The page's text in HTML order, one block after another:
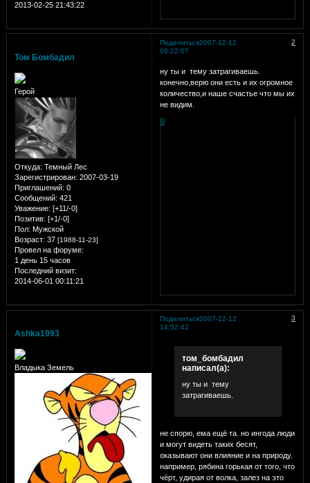
2013-02-25 21:43:22
Поделиться 2
2007-12-12
08:22:07
Том Бомбадил
Герой
Откуда: Темный Лес
Зарегистрирован: 2007-03-19
Приглашений: 0
Сообщений: 421
Уважение: [+11/-0]
Позитив: [+1/-0]
Пол: Мужской
Возраст: 37 [1988-11-23]
Провел на форуме:
1 день 15 часов
Последний визит:
2014-06-01 00:11:21
ну ты и тему затрагиваешь.
конечно,верю они есть и их огромное
количество,и наше счастье что мы их
не видим.
0
Поделиться 3
2007-12-12
14:52:42
Ashka1993
Владыка Земель
том_бомбадил
написал(а):
ну ты и тему
затрагиваешь.
не спорю, ема ещё та. но ингода люди
и могут видеть таких бесят,
оказывают они влияние и на природу.
например, рябина горькая от того, что
чёрт, удирая от волка, залез на это